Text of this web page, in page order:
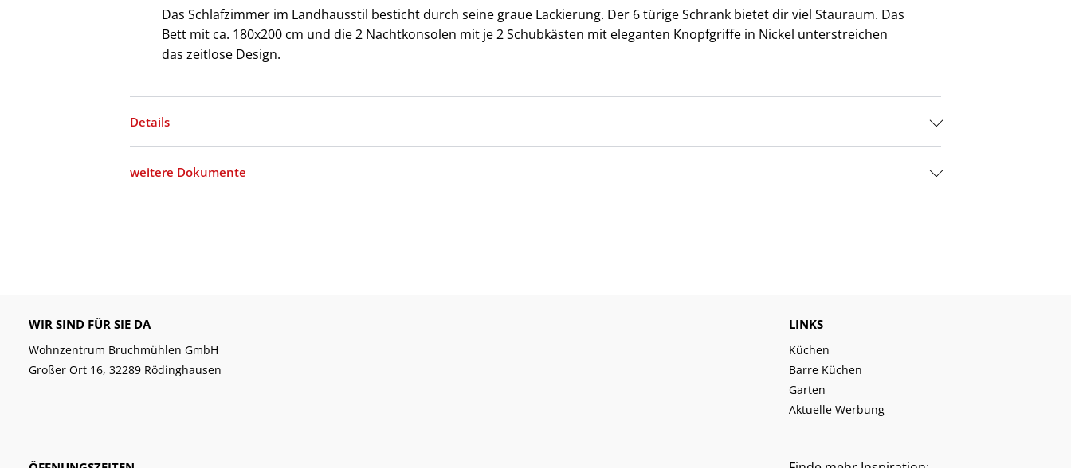
Das Schlafzimmer im Landhausstil besticht durch seine graue Lackierung. Der 6 türige Schrank bietet dir viel Stauraum. Das
Bett mit ca. 180x200 cm und die 2 Nachtkonsolen mit je 2 Schubkästen mit eleganten Knopfgriffe in Nickel unterstreichen
das zeitlose Design.
Details
weitere Dokumente
WIR SIND FÜR SIE DA
Wohnzentrum Bruchmühlen GmbH
Großer Ort 16, 32289 Rödinghausen
LINKS
Küchen
Barre Küchen
Garten
Aktuelle Werbung